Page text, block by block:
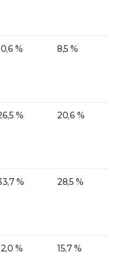
% 8,5 %
% 20,6 %
% 28,5 %
% 15,7 %